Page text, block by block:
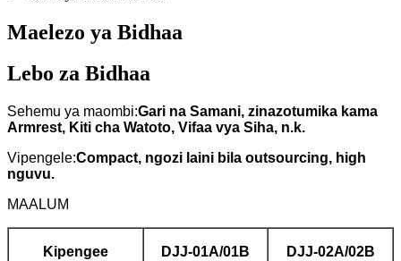
Maelezo ya Bidhaa
Lebo za Bidhaa
Sehemu ya maombi:Gari na Samani, zinazotumika kama
Armrest, Kiti cha Watoto, Vifaa vya Siha, n.k.
Vipengele:Compact, ngozi laini bila outsourcing, high
nguvu.
MAALUM
Kipengee DJJ-01A/01B DJJ-02A/02B